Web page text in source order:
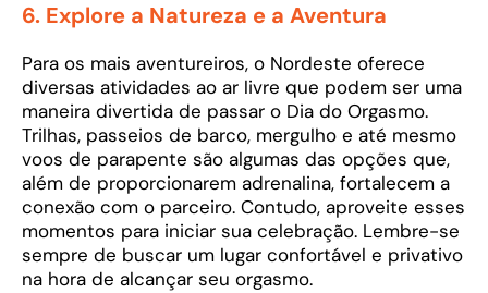
6. Explore a Natureza e a Aventura
Para os mais aventureiros, o Nordeste oferece
diversas atividades ao ar livre que podem ser uma
maneira divertida de passar o Dia do Orgasmo.
Trilhas, passeios de barco, mergulho e até mesmo
voos de parapente são algumas das opções que,
além de proporcionarem adrenalina, fortalecem a
conexão com o parceiro. Contudo, aproveite esses
momentos para iniciar sua celebração. Lembre-se
sempre de buscar um lugar confortável e privativo
na hora de alcançar seu orgasmo.